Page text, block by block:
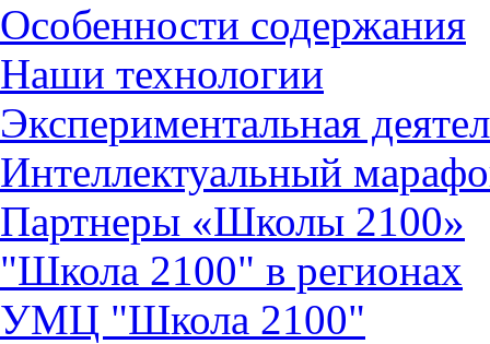
Особенности содержания
Наши технологии
Экспериментальная
Интеллектуальный
Партнеры «Школы 2100»
"Школа 2100" в регионах
УМЦ "Школа 2100"